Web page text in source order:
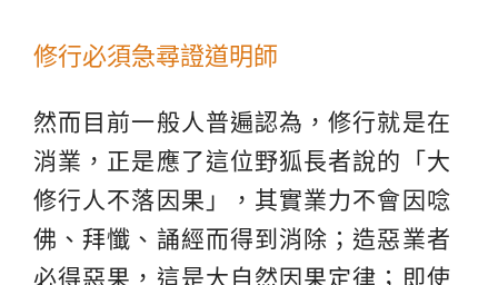
修行必須急尋證道明師
然而目前一般人普遍認為，修行就是在
消業，正是應了這位野狐長者說的「大
修行人不落因果」，其實業力不會因唸
佛、拜懺、誦經而得到消除；造惡業者
必得惡果，這是大自然因果定律；即使